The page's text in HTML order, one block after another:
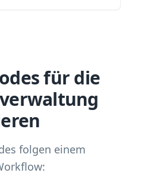
für die
folgen einem